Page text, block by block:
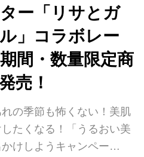
ー「リサとガ
」コラボレー
間・数量限定商
売！
の季節も怖くない！美肌
たくなる！「うるおい美
けしようキャンペー